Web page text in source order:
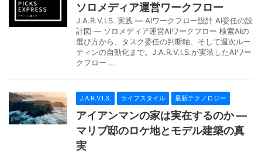
ソロメディア運営ワークフロー
J.A.R.V.I.S. 実践 — AIワークフロー設計 AI委任の設
計図 — ソロメディア運営AIワークフロー 検索AIの
選び方から、タスク委任の判断軸、そして週次ルー
ティンの自動化まで。J.A.R.V.I.S.が実装したAIワー
クフロー …
J.A.R.V.I.S. ライフスタイル 最新テクノロジー
アイアンマンの家は実在するのか —
マリブ邸のロケ地とモデル建築の真
実